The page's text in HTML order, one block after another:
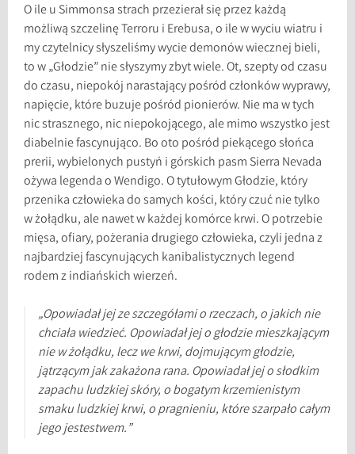
O ile u Simmonsa strach przezierał się przez każdą
możliwą szczelinę Terroru i Erebusa, o ile w wyciu wiatru i
my czytelnicy słyszeliśmy wycie demonów wiecznej bieli,
to w „Głodzie” nie słyszymy zbyt wiele. Ot, szepty od czasu
do czasu, niepokój narastający pośród członków wyprawy,
napięcie, które buzuje pośród pionierów. Nie ma w tych
nic strasznego, nic niepokojącego, ale mimo wszystko jest
diabelnie fascynująco. Bo oto pośród piekącego słońca
prerii, wybielonych pustyń i górskich pasm Sierra Nevada
ożywa legenda o Wendigo. O tytułowym Głodzie, który
przenika człowieka do samych kości, który czuć nie tylko
w żołądku, ale nawet w każdej komórce krwi. O potrzebie
mięsa, ofiary, pożerania drugiego człowieka, czyli jedna z
najbardziej fascynujących kanibalistycznych legend
rodem z indiańskich wierzeń.
„Opowiadał jej ze szczegółami o rzeczach, o jakich nie
chciała wiedzieć. Opowiadał jej o głodzie mieszkającym
nie w żołądku, lecz we krwi, dojmującym głodzie,
jątrzącym jak zakażona rana. Opowiadał jej o słodkim
zapachu ludzkiej skóry, o bogatym krzemienistym
smaku ludzkiej krwi, o pragnieniu, które szarpało całym
jego jestestwem.”